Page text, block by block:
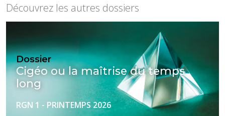
Découvrez les autres dossiers
Dossier
Cigéo ou la maîtrise du temps
long
RGN 1 - PRINTEMPS 2026